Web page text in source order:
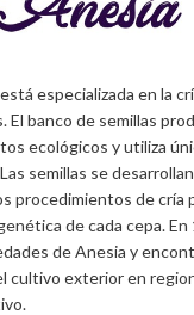
especializada en la
banco de semillas
ecológicos y utiliza
semillas se
procedimientos de cría
de cada cepa.
de Anesia y
cultivo exterior en